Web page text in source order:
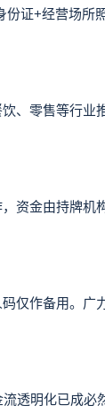
证+经营场所
零售等行业
金由持牌机
作备用。广
明化已成必